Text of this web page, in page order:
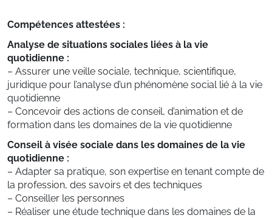
Compétences attestées :
Analyse de situations sociales liées à la vie
quotidienne :
– Assurer une veille sociale, technique, scientifique,
juridique pour l’analyse d’un phénomène social lié à la vie
quotidienne
– Concevoir des actions de conseil, d’animation et de
formation dans les domaines de la vie quotidienne
Conseil à visée sociale dans les domaines de la vie
quotidienne :
– Adapter sa pratique, son expertise en tenant compte de
la profession, des savoirs et des techniques
– Conseiller les personnes
– Réaliser une étude technique dans les domaines de la